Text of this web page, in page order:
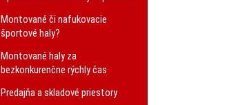
Montované či nafukovacie
športové haly?
Montované haly za
bezkonkurenčne rýchly čas
Predajňa a skladové priestory